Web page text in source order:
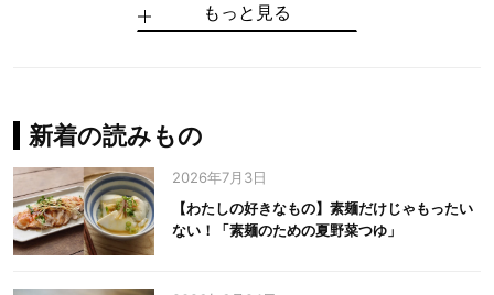
手仕事だからできる“いいもの”を作り続ける。
麻の老舗が届けたい、麻の魅力をのせた衣「中
中川政七商店の謎を解く、6つの問いと1つの答
100年先の日本に工芸があるように。中川政七
中川政七商店スタッフが綴る「今日も、土鍋ま
【わたしの好きなもの】素麺だけじゃもったい
もっと見る
新着の読みもの
2026年7月3日
【わたしの好きなもの】素麺だけじゃもったい
ない！「素麺のための夏野菜つゆ」